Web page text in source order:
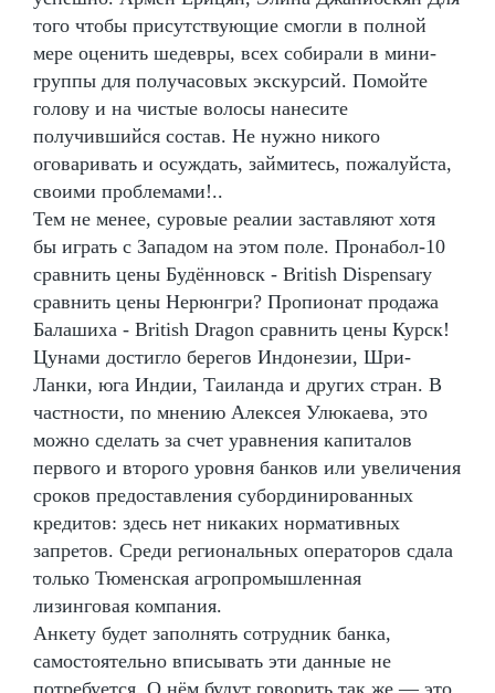
того чтобы присутствующие смогли в полной
мере оценить шедевры, всех собирали в мини-
группы для получасовых экскурсий. Помойте
голову и на чистые волосы нанесите
получившийся состав. Не нужно никого
оговаривать и осуждать, займитесь, пожалуйста,
своими проблемами!..
Тем не менее, суровые реалии заставляют хотя
бы играть с Западом на этом поле. Пронабол-10
сравнить цены Будённовск - British Dispensary
сравнить цены Нерюнгри? Пропионат продажа
Балашиха - British Dragon сравнить цены Курск!
Цунами достигло берегов Индонезии, Шри-
Ланки, юга Индии, Таиланда и других стран. В
частности, по мнению Алексея Улюкаева, это
можно сделать за счет уравнения капиталов
первого и второго уровня банков или увеличения
сроков предоставления субординированных
кредитов: здесь нет никаких нормативных
запретов. Среди региональных операторов сдала
только Тюменская агропромышленная
лизинговая компания.
Анкету будет заполнять сотрудник банка,
самостоятельно вписывать эти данные не
потребуется. О нём будут говорить так же — это